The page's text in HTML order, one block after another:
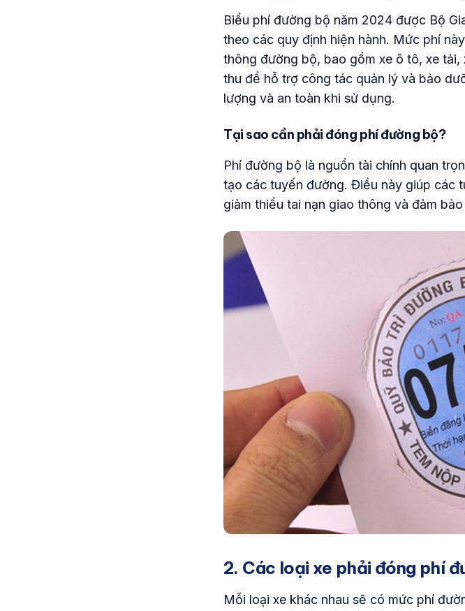
Biểu phí đường bộ năm 2024 được Bộ
theo các quy định hiện hành. Mức phí
thông đường bộ, bao gồm xe ô tô, xe
thu để hỗ trợ công tác quản lý và bảo
lượng và an toàn khi sử dụng.
Tại sao cần phải đóng phí đường bộ?
Phí đường bộ là nguồn tài chính quan
tạo các tuyến đường. Điều này giúp các
giảm thiểu tai nạn giao thông và đảm
2. Các loại xe phải đóng phí
Mỗi loại xe khác nhau sẽ có mức phí